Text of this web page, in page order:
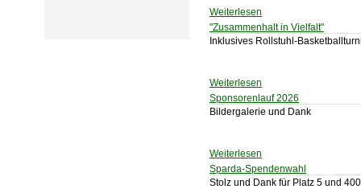
Weiterlesen
"Zusammenhalt in Vielfalt"
Inklusives Rollstuhl-
Weiterlesen
Sponsorenlauf 2026
Bildergalerie und Dank
Weiterlesen
Sparda-Spendenwahl
Stolz und Dank für Platz 5 und